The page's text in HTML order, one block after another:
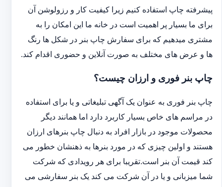
پیشرفته چاپ استفاده کنیم زیرا کیفیت کار و رزولوشن آن
برای ما بسیار پر اهمیت است در خانه ما این امکان را به
مشتری میدهیم که برای سفارش چاپ بنر در شکل ها رنگ
ها و عرض های مختلف به صورت آنلاین و حضوری اقدام کند.
چاپ بنر فوری و ارزان چیست؟
چاپ بنر فوری به عنوان یک آگهی تبلیغاتی و یا برای استفاده
در مراسم های خاص بسیار کاربرد دارد اما همانند دیگر
محصولات موجود در بازار افراد به دنبال چاپ بنرهای ارزان
هستند و اولین چیزی که در مورد بنرها به ذهنشان خطور می
کند قیمت آن بنر است.تقریبا برای هر رویدادی که شرکت
شما میزبانی و یا در آن شرکت می کند یک بنر سفارشی می